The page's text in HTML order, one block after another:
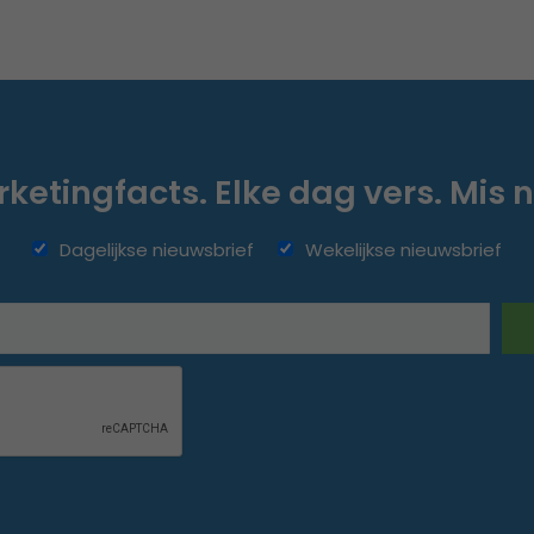
Elke dag vers. Mis
Dagelijkse nieuwsbrief Wekelijkse nieuwsbrief